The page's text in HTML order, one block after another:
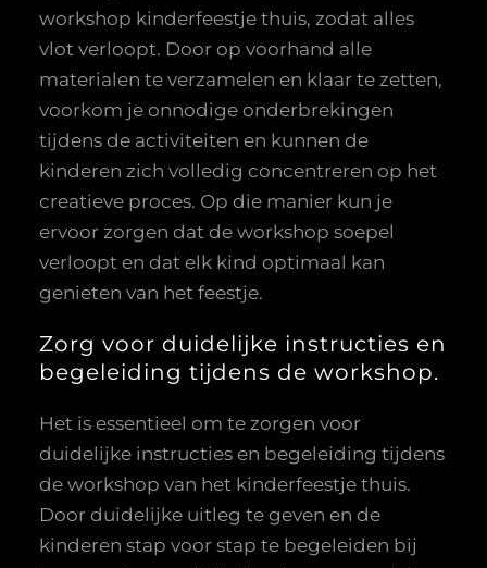
workshop kinderfeestje thuis, zodat alles
vlot verloopt. Door op voorhand alle
materialen te verzamelen en klaar te zetten,
voorkom je onnodige onderbrekingen
tijdens de activiteiten en kunnen de
kinderen zich volledig concentreren op het
creatieve proces. Op die manier kun je
ervoor zorgen dat de workshop soepel
verloopt en dat elk kind optimaal kan
genieten van het feestje.
Zorg voor duidelijke instructies en
begeleiding tijdens de workshop.
Het is essentieel om te zorgen voor
duidelijke instructies en begeleiding tijdens
de workshop van het kinderfeestje thuis.
Door duidelijke uitleg te geven en de
kinderen stap voor stap te begeleiden bij